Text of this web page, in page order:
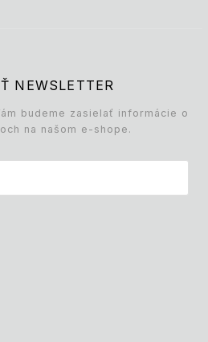
NEWSLETTER
budeme zasielať informácie o
na našom e-shope.